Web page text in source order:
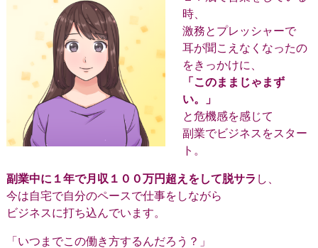
時、
激務とプレッシャーで
耳が聞こえなくなったの
をきっかけに、
「このままじゃまず
い。」
と危機感を感じて
副業でビジネスをスター
ト。
副業中に１年で月収１００万円超えをして脱サラ し、
今は自宅で自分のペースで仕事をしながら
ビジネスに打ち込んでいます。
「いつまでこの働き方するんだろう？」